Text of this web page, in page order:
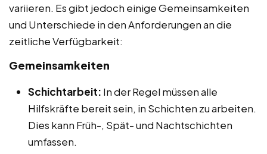
variieren. Es gibt jedoch einige Gemeinsamkeiten
und Unterschiede in den Anforderungen an die
zeitliche Verfügbarkeit:
Gemeinsamkeiten
Schichtarbeit: In der Regel müssen alle
Hilfskräfte bereit sein, in Schichten zu arbeiten.
Dies kann Früh-, Spät- und Nachtschichten
umfassen.